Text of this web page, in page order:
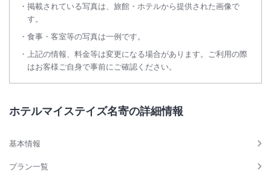
掲載されている写真は、旅館・ホテルから提供された画像で
す。
食事・客室等の写真は一例です。
上記の情報、料金等は変更になる場合があります。ご利用の際
はお客様ご自身で事前にご確認ください。
ホテルマイステイズ名寄の詳細情報
基本情報
プラン一覧